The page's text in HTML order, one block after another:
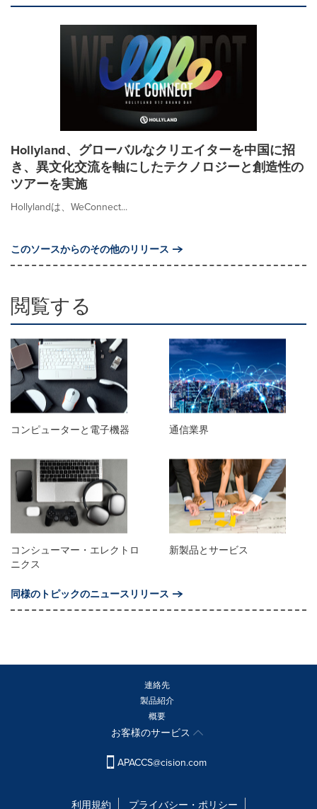
Hollyland、グローバルなクリエイターを中国に招
き、異文化交流を軸にしたテクノロジーと創造性の
ツアーを実施
Hollylandは、WeConnect...
このソースからのその他のリリース
閲覧する
コンピューターと電子機器 通信業界
コンシューマー・エレクトロ
ニクス
新製品とサービス
同様のトピックのニュースリリース
連絡先
製品紹介
概要
お客様のサービス
APACCS@cision.com
利用規約 プライバシー・ポリシー